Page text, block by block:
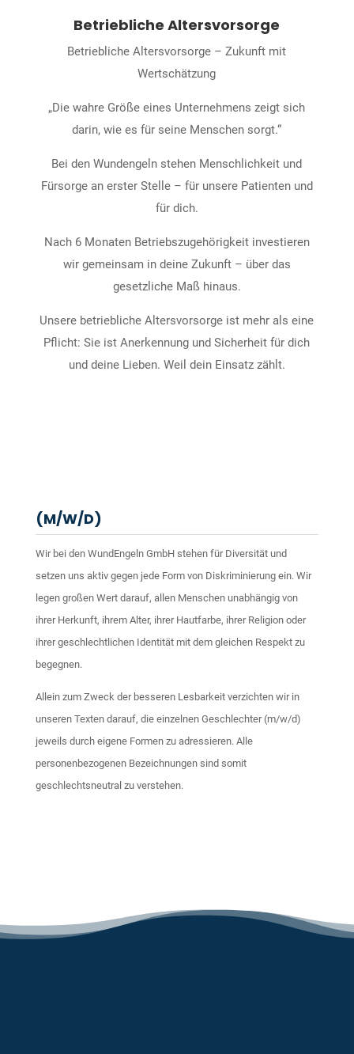
Betriebliche Altersvorsorge
Betriebliche Altersvorsorge – Zukunft mit
Wertschätzung
„Die wahre Größe eines Unternehmens zeigt sich
darin, wie es für seine Menschen sorgt.“
Bei den Wundengeln stehen Menschlichkeit und
Fürsorge an erster Stelle – für unsere Patienten und
für dich.
Nach 6 Monaten Betriebszugehörigkeit investieren
wir gemeinsam in deine Zukunft – über das
gesetzliche Maß hinaus.
Unsere betriebliche Altersvorsorge ist mehr als eine
Pflicht: Sie ist Anerkennung und Sicherheit für dich
und deine Lieben. Weil dein Einsatz zählt.
(M/W/D)
Wir bei den WundEngeln GmbH stehen für Diversität und
setzen uns aktiv gegen jede Form von Diskriminierung ein. Wir
legen großen Wert darauf, allen Menschen unabhängig von
ihrer Herkunft, ihrem Alter, ihrer Hautfarbe, ihrer Religion oder
ihrer geschlechtlichen Identität mit dem gleichen Respekt zu
begegnen.
Allein zum Zweck der besseren Lesbarkeit verzichten wir in
unseren Texten darauf, die einzelnen Geschlechter (m/w/d)
jeweils durch eigene Formen zu adressieren. Alle
personenbezogenen Bezeichnungen sind somit
geschlechtsneutral zu verstehen.